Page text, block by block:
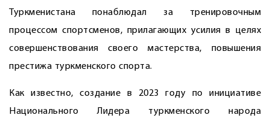
Туркменистана понаблюдал за тренировочным
процессом спортсменов, прилагающих усилия в целях
совершенствования своего мастерства, повышения
престижа туркменского спорта.
Как известно, создание в 2023 году по инициативе
Национального Лидера туркменского народа